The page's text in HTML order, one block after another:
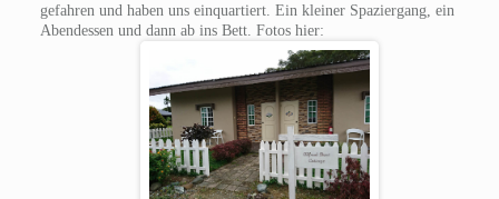
gefahren und haben uns einquartiert. Ein kleiner Spaziergang, ein
Abendessen und dann ab ins Bett. Fotos hier: